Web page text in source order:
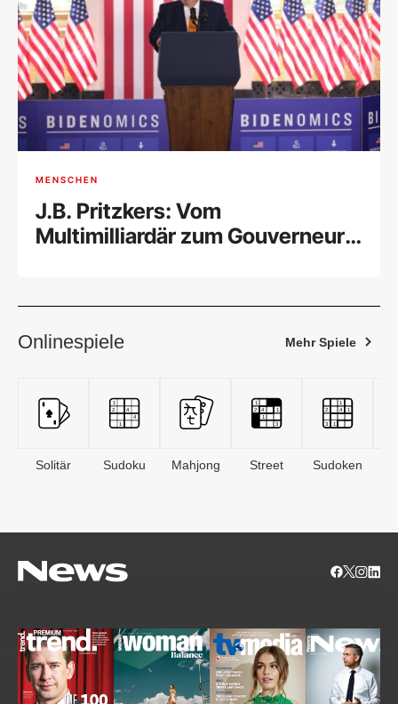
MENSCHEN
J.B. Pritzkers: Vom
Multimilliardär zum Gouverneur
Onlinespiele Mehr Spiele
Solitär Sudoku Mahjong Street Sudoken